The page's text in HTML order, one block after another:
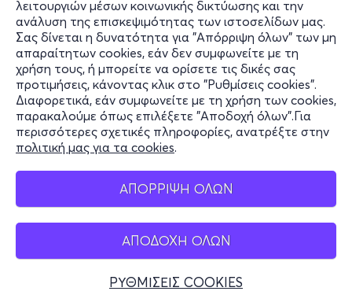
λειτουργιών μέσων κοινωνικής δικτύωσης και την
ανάλυση της επισκεψιμότητας των ιστοσελίδων μας.
Σας δίνεται η δυνατότητα για "Απόρριψη όλων" των μη
απαραίτητων cookies, εάν δεν συμφωνείτε με τη
χρήση τους, ή μπορείτε να ορίσετε τις δικές σας
προτιμήσεις, κάνοντας κλικ στο "Ρυθμίσεις cookies".
Διαφορετικά, εάν συμφωνείτε με τη χρήση των cookies,
παρακαλούμε όπως επιλέξετε "Αποδοχή όλων".Για
περισσότερες σχετικές πληροφορίες, ανατρέξτε στην
πολιτική μας για τα cookies.
ΑΠΟΡΡΙΨΗ ΟΛΩΝ
ΑΠΟΔΟΧΗ ΟΛΩΝ
ΡΥΘΜΙΣΕΙΣ COOKIES